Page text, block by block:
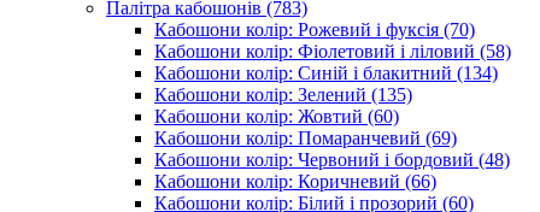
Палітра кабошонів (783)
Кабошони колір: Рожевий і фуксія (70)
Кабошони колір: Фіолетовий і ліловий (58)
Кабошони колір: Синій і блакитний (134)
Кабошони колір: Зелений (135)
Кабошони колір: Жовтий (60)
Кабошони колір: Помаранчевий (69)
Кабошони колір: Червоний і бордовий (48)
Кабошони колір: Коричневий (66)
Кабошони колір: Білий і прозорий (60)